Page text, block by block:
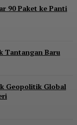
90 Paket ke Panti
Tantangan Baru
Geopolitik Global